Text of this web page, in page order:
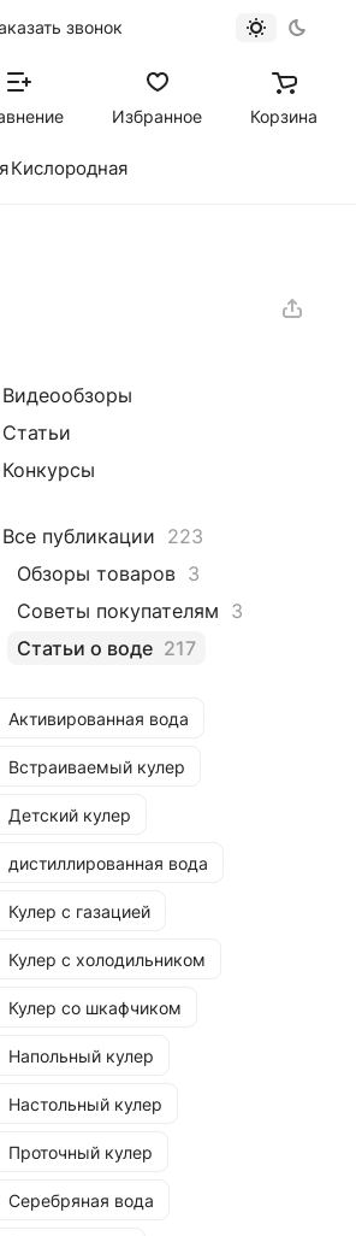
звонок
Избранное Корзина
Кислородная
Видеообзоры
Статьи
Конкурсы
Все публикации 223
Обзоры товаров 3
Советы покупателям 3
Статьи о воде 217
Активированная вода
Встраиваемый кулер
Детский кулер
дистиллированная вода
Кулер с газацией
Кулер с холодильником
Кулер со шкафчиком
Напольный кулер
Настольный кулер
Проточный кулер
Серебряная вода